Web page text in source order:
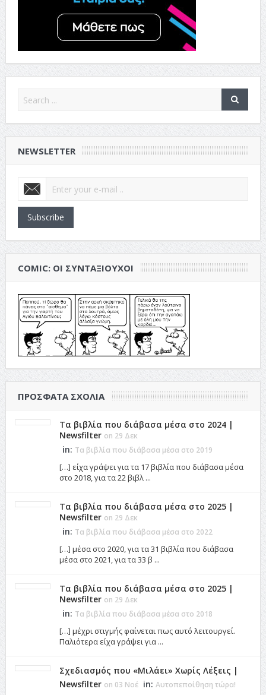
NEWSLETTER
Subscribe
COMIC: ΟΙ ΣΥΝΤΑΞΙΟΎΧΟΙ
ΠΡΌΣΦΑΤΑ ΣΧΌΛΙΑ
Τα βιβλία που διάβασα μέσα στο 2024 |
Newsfilter on 29 Δεκ
in: Τα βιβλία που διάβασα μέσα στο 2019
[…] είχα γράψει για τα 17 βιβλία που διάβασα μέσα
στο 2018, για τα 22 βιβλ ...
Τα βιβλία που διάβασα μέσα στο 2025 |
Newsfilter on 29 Δεκ
in: Τα βιβλία που διάβασα μέσα στο 2022
[…] μέσα στο 2020, για τα 31 βιβλία που διάβασα
μέσα στο 2021, για τα 33 β ...
Τα βιβλία που διάβασα μέσα στο 2025 |
Newsfilter on 29 Δεκ
in: Τα βιβλία που διάβασα μέσα στο 2018
[…] μέχρι στιγμής φαίνεται πως αυτό λειτουργεί.
Παλιότερα είχα γράψει για ...
Σχεδιασμός που «Μιλάει» Χωρίς Λέξεις |
Newsfilter on 03 Νοέ in: Αυτοπεποίθηση τώρα!